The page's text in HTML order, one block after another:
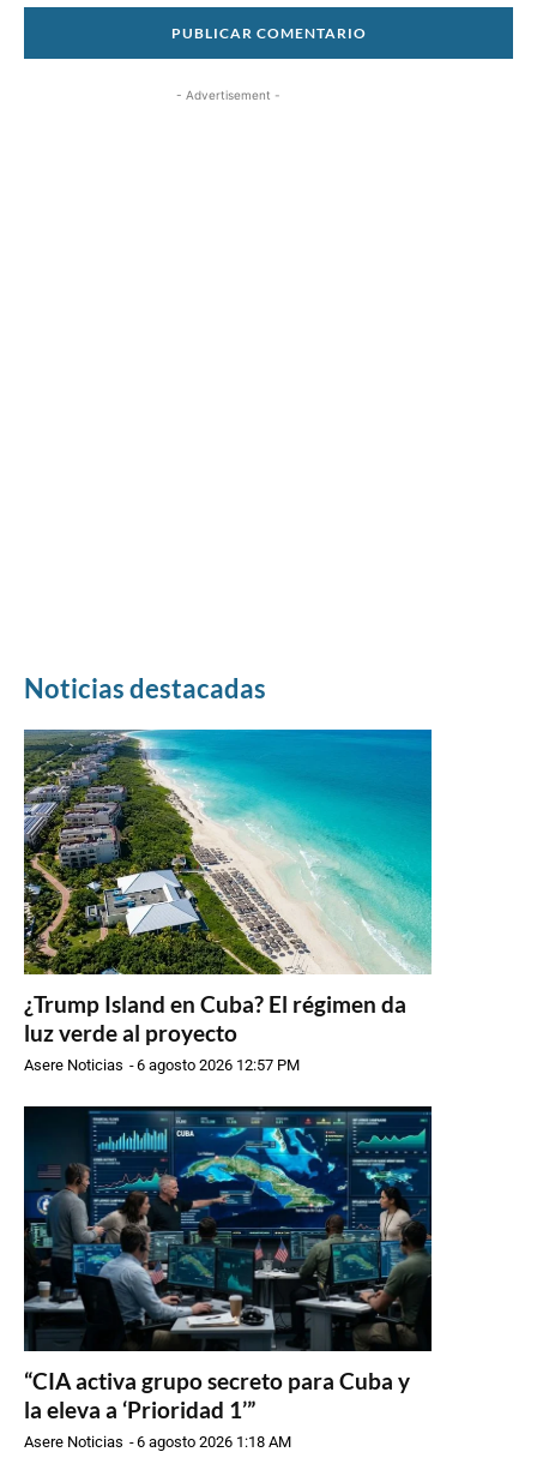
- Advertisement -
Noticias destacadas
¿Trump Island en Cuba? El régimen da
luz verde al proyecto
Asere Noticias -6 agosto 2026 12:57 PM
“CIA activa grupo secreto para Cuba y
la eleva a ‘Prioridad 1’”
Asere Noticias -6 agosto 2026 1:18 AM